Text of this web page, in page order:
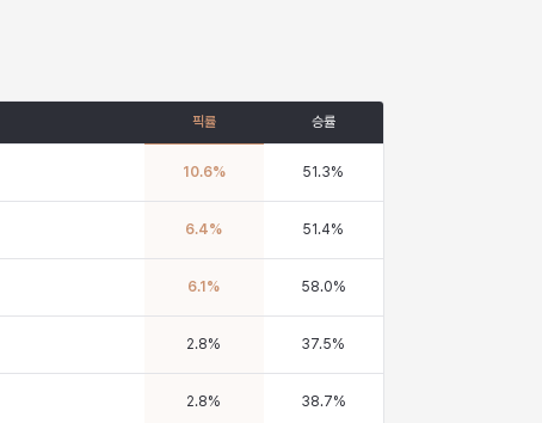
픽률 승률
10.6% 51.3%
6.4% 51.4%
6.1 % 58.0%
2.8% 37.5%
2.8% 38.7%